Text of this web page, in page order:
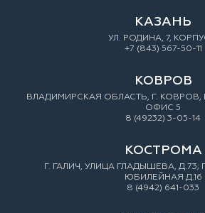
КАЗАНЬ
УЛ. РОДИНА, 7,
+7 (843) 567-50-11
КОВРОВ
ВЛАДИМИРСКАЯ ОБЛАСТЬ, Г. КОВРОВ,
ОФИС 5
8 (49232) 3-05-14
КОСТРОМА
Г. ГАЛИЧ, УЛИЦА ГЛАДЫШЕВА, Д.73;
ЮБИЛЕЙНАЯ Д.16
8 (4942) 641-033